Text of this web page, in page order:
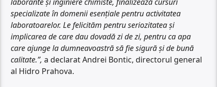
specializate în domenii esențiale pentru activitatea
laboratoarelor. Le felicităm pentru seriozitatea și
implicarea de care dau dovadă zi de zi, pentru ca apa
care ajunge la dumneavoastră să fie sigură și de bună
calitate.”,a declarat Andrei Bontic, directorul general
al Hidro Prahova.